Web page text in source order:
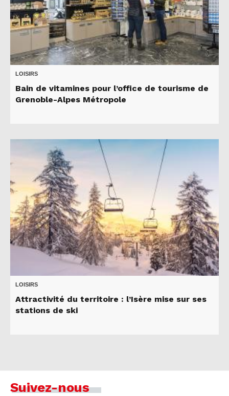
LOISIRS
Bain de vitamines pour l’office de tourisme de
Grenoble-Alpes Métropole
LOISIRS
Attractivité du territoire : l’Isère mise sur ses
stations de ski
Suivez-nous